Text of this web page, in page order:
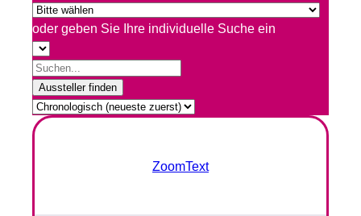
oder geben Sie Ihre individuelle Suche ein
Aussteller finden
ZoomText